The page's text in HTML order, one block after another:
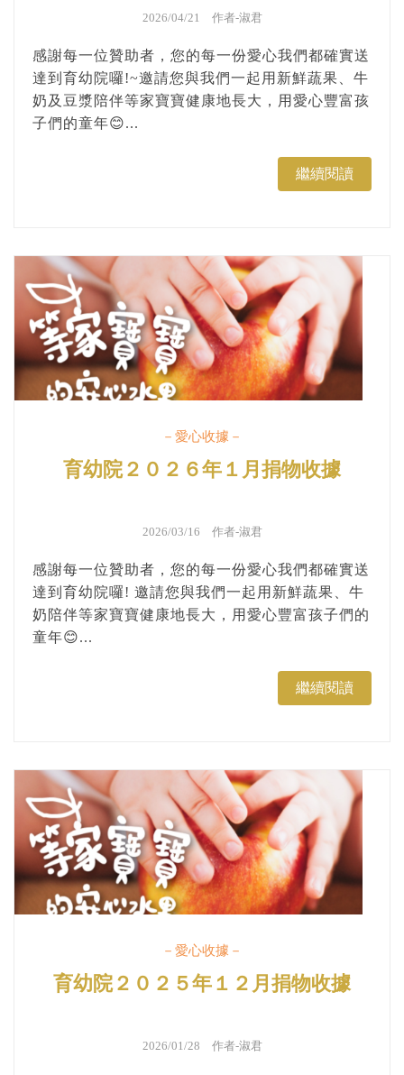
2026/04/21 作者-淑君
感謝每一位贊助者，您的每一份愛心我們都確實送
達到育幼院囉!~邀請您與我們一起用新鮮蔬果、牛
奶及豆漿陪伴等家寶寶健康地長大，用愛心豐富孩
子們的童年😊...
繼續閱讀
－愛心收據－
育幼院２０２６年１月捐物收據
2026/03/16 作者-淑君
感謝每一位贊助者，您的每一份愛心我們都確實送
達到育幼院囉! 邀請您與我們一起用新鮮蔬果、牛
奶陪伴等家寶寶健康地長大，用愛心豐富孩子們的
童年😊...
繼續閱讀
－愛心收據－
育幼院２０２５年１２月捐物收據
2026/01/28 作者-淑君